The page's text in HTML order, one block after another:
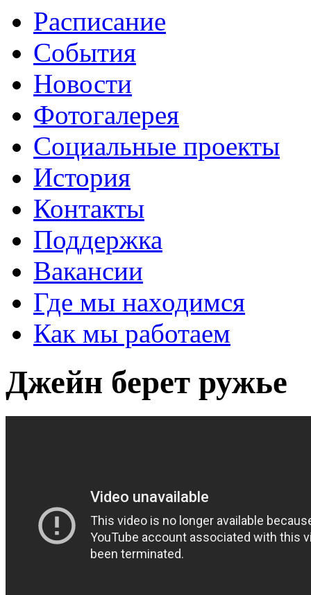
Расписание
События
Новости
Фотогалерея
Социальные проекты
История
Контакты
Поддержка
Вакансии
Где мы находимся
Как мы работаем
Джейн берет ружье